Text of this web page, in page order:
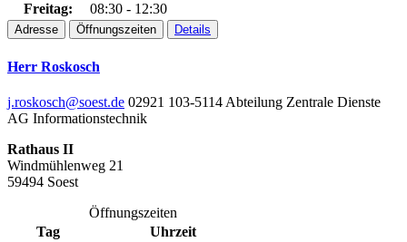
Freitag:
08:30 - 12:30
Adresse Öffnungszeiten Details
Herr Roskosch
j.roskosch@soest.de 02921 103-5114 Abteilung Zentrale Dienste
AG Informationstechnik
Rathaus II
Windmühlenweg 21
59494 Soest
Öffnungszeiten
Tag
Uhrzeit